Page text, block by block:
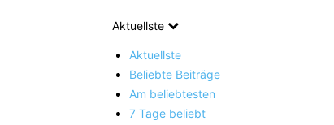
Aktuellste
Aktuellste
Beliebte Beiträge
Am beliebtesten
7 Tage beliebt